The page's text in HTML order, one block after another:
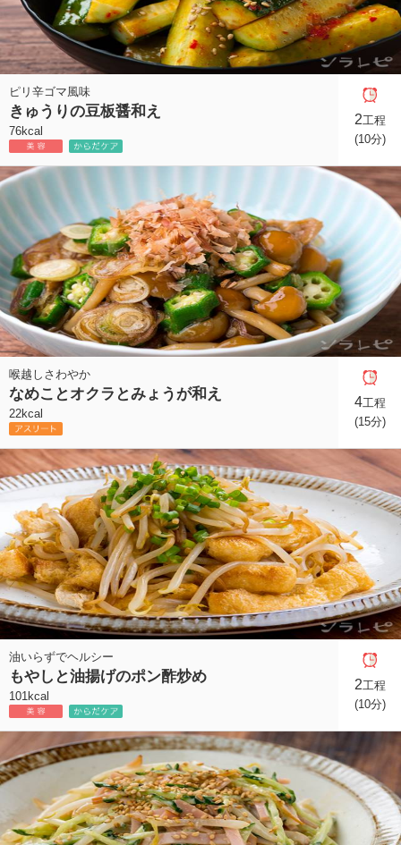
ピリ辛ゴマ風味
きゅうりの豆板醤和え
76kcal
2工程
(10分)
喉越しさわやか
なめことオクラとみょうが和え
22kcal
4工程
(15分)
油いらずでヘルシー
もやしと油揚げのポン酢炒め
101kcal
2工程
(10分)